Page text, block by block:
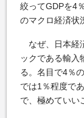
絞ってGDPを4
のマクロ経済状
なぜ、日本経
ックである輸入
る。名目で4％
では1％程度で
で、極めていい